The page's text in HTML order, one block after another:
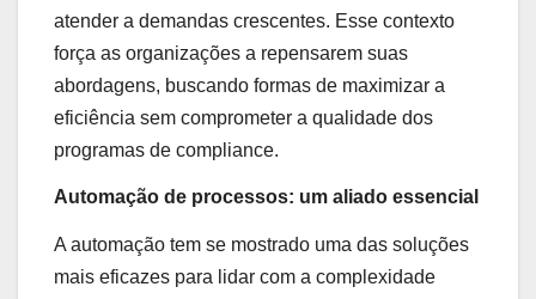
atender a demandas crescentes. Esse contexto
força as organizações a repensarem suas
abordagens, buscando formas de maximizar a
eficiência sem comprometer a qualidade dos
programas de compliance.
Automação de processos: um aliado essencial
A automação tem se mostrado uma das soluções
mais eficazes para lidar com a complexidade